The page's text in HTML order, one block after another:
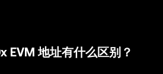
EVM 地址有什么区别？